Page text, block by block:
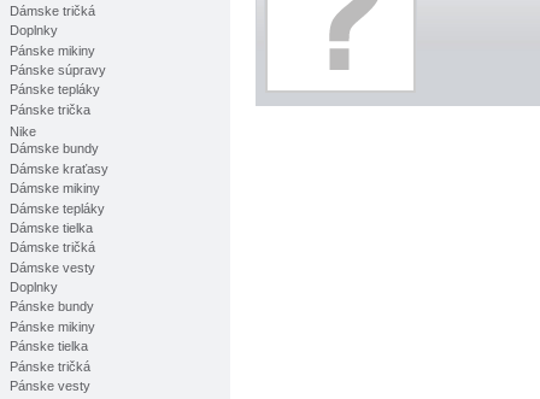
Dámske tričká
Doplnky
Pánske mikiny
Pánske súpravy
Pánske tepláky
Pánske trička
Nike
Dámske bundy
Dámske kraťasy
Dámske mikiny
Dámske tepláky
Dámske tielka
Dámske tričká
Dámske vesty
Doplnky
Pánske bundy
Pánske mikiny
Pánske tielka
Pánske tričká
Pánske vesty